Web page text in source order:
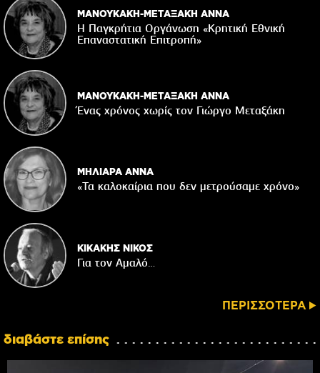
ΜΑΝΟΥΚΑΚΗ-ΜΕΤΑΞΑΚΗ ΑΝΝΑ
Η Παγκρήτια Οργάνωση «Κρητική Εθνική
Επαναστατική Eπιτροπή»
ΜΑΝΟΥΚΑΚΗ-ΜΕΤΑΞΑΚΗ ΑΝΝΑ
Ένας χρόνος χωρίς τον Γιώργο Μεταξάκη
ΜΗΛΙΑΡΑ ΑΝΝΑ
«Τα καλοκαίρια που δεν μετρούσαμε χρόνο»
ΚΙΚΑΚΗΣ ΝΙΚΟΣ
Για τον Αμαλό…
ΠΕΡΙΣΣΟΤΕΡΑ
διαβάστε επίσης